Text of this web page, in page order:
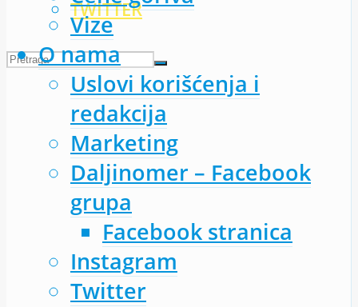
TWITTER
Vize
O nama
Uslovi korišćenja i
redakcija
Marketing
Daljinomer – Facebook
grupa
Facebook stranica
Instagram
Twitter